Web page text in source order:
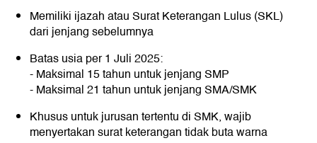
Memiliki ijazah atau Surat Keterangan Lulus (SKL)
dari jenjang sebelumnya
Batas usia per 1 Juli 2025:
- Maksimal 15 tahun untuk jenjang SMP
- Maksimal 21 tahun untuk jenjang SMA/SMK
Khusus untuk jurusan tertentu di SMK, wajib
menyertakan surat keterangan tidak buta warna